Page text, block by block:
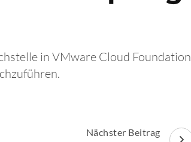
in VMware Cloud Foundation
Nächster Beitrag